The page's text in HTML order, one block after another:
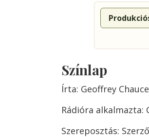
Színlap
Írta: Geoffrey
Rádióra alkalmazta:
Szereposztás: